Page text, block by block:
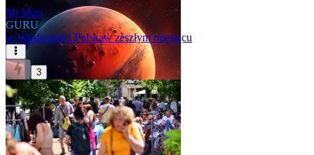
Mr.Mars
GURU
w Wiadomości Polskaw zeszłym miesiącu
3